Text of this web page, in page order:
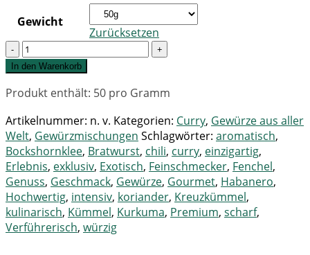
Gewicht
Zurücksetzen
Quantity
In den Warenkorb
Produkt enthält: 50 pro Gramm
Artikelnummer: n. v. Kategorien: Curry, Gewürze aus aller
Welt, Gewürzmischungen Schlagwörter: aromatisch,
Bockshornklee, Bratwurst, chili, curry, einzigartig,
Erlebnis, exklusiv, Exotisch, Feinschmecker, Fenchel,
Genuss, Geschmack, Gewürze, Gourmet, Habanero,
Hochwertig, intensiv, koriander, Kreuzkümmel,
kulinarisch, Kümmel, Kurkuma, Premium, scharf,
Verführerisch, würzig